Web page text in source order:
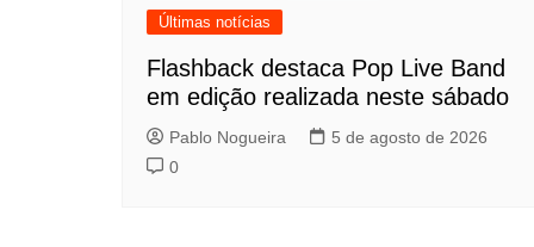
Últimas notícias
Flashback destaca Pop Live Band
em edição realizada neste sábado
Pablo Nogueira
5 de agosto de 2026
0